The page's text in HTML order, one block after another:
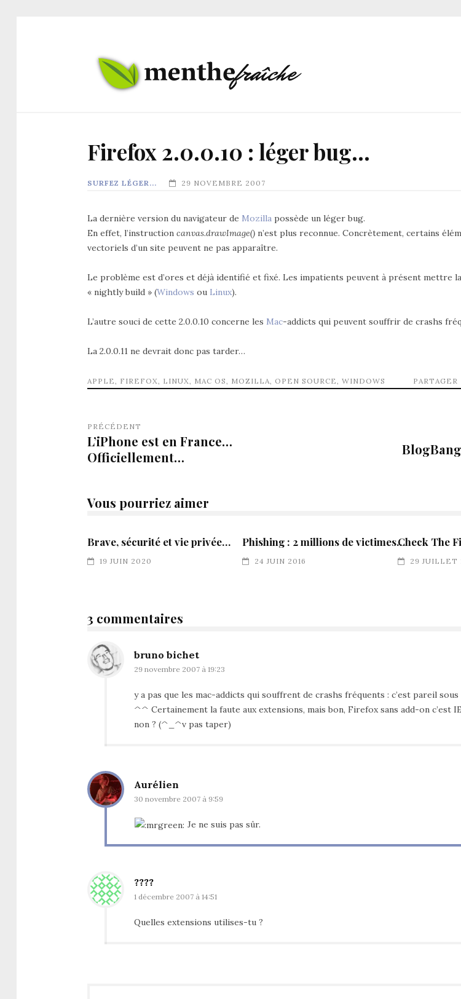
Firefox 2.0.0.10 : léger bug…
SURFEZ LÉGER... 29 NOVEMBRE 2007
La dernière version du navigateur de Mozilla possède un léger bug.
En effet, l’instruction canvas.drawImage() n’est plus reconnue. Concrètement, certains
vectoriels d’un site peuvent ne pas apparaître.
Le problème est d’ores et déjà identifié et fixé. Les impatients peuvent à présent mettre
« nightly build » (Windows ou Linux).
L’autre souci de cette 2.0.0.10 concerne les Mac-addicts qui peuvent souffrir de crashs
La 2.0.0.11 ne devrait donc pas tarder…
APPLE FIREFOX LINUX MAC OS MOZILLA OPEN SOURCE WINDOWS PARTAGER
PRÉCÉDENT
L’iPhone est en France…
Officiellement…
Vous pourriez aimer
Brave, sécurité et vie privée…
19 JUIN 2020
Phishing : 2 millions de victimes…
24 JUIN 2016
Check The
29 JUILLET
3 commentaires
bruno bichet
29 novembre 2007 à 19:23
y a pas que les mac-addicts qui souffrent de crashs fréquents : c’est pareil
^^ Certainement la faute aux extensions, mais bon, Firefox sans add-on c’est
non ? (^_^v pas taper)
Aurélien
30 novembre 2007 à 9:59
Je ne suis pas sûr.
????
1 décembre 2007 à 14:51
Quelles extensions utilises-tu ?